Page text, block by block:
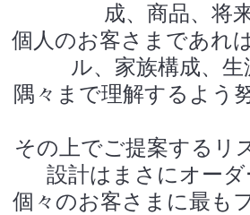
成、商品、将
個人のお客さまであれ
ル、家族構成、生
隅々まで理解するよう
その上でご提案するリ
設計はまさにオーダ
個々のお客さまに最も